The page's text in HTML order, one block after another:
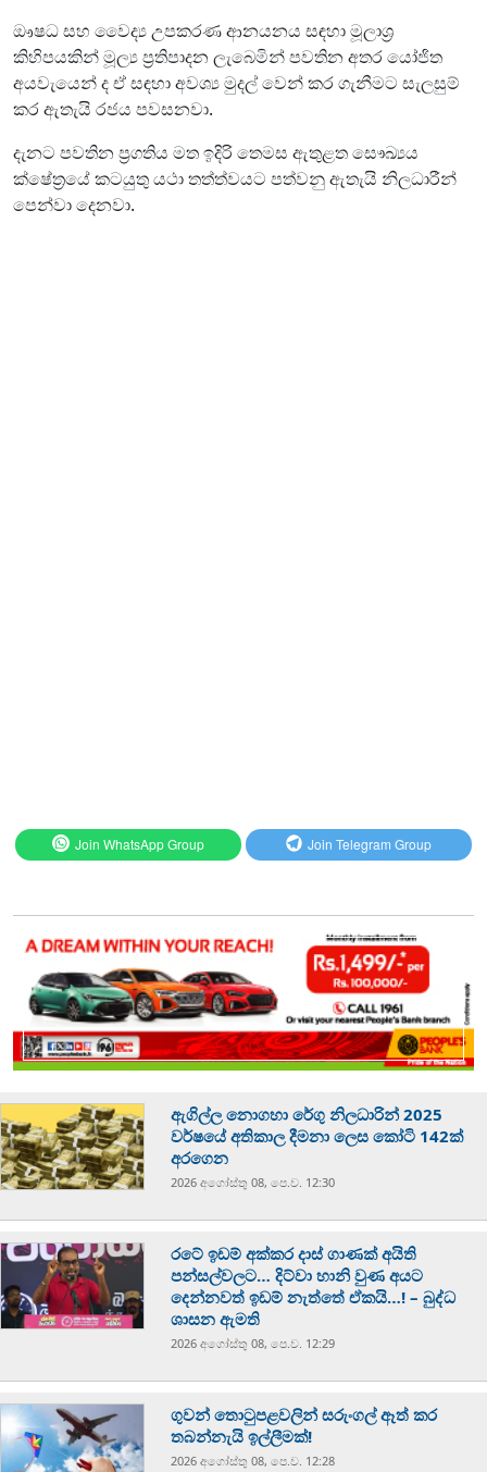
ඖෂධ සහ වෛද්‍ය උපකරණ ආනයනය සඳහා මූලාශ්‍ර
කිහිපයකින් මූල්‍ය ප්‍රතිපාදන ලැබෙමින් පවතින අතර යෝජිත
අයවැයෙන් ද ඒ සඳහා අවශ්‍ය මුදල් වෙන් කර ගැනීමට සැලසුම්
කර ඇතැයි රජය පවසනවා.
දැනට පවතින ප්‍රගතිය මත ඉදිරි තෙමස ඇතුළත සෞඛ්‍යය
ක්ෂේත්‍රයේ කටයුතු යථා තත්ත්වයට පත්වනු ඇතැයි නිලධාරීන්
පෙන්වා දෙනවා.
Join WhatsApp Group Join Telegram Group
ඇගිල්ල නොගහා රේගු නිලධාරින් 2025
වර්ෂයේ අතිකාල දීමනා ලෙස කෝටි 142ක්
අරගෙන
2026 අගෝස්‍තු 08, පෙ.ව. 12:30
රටේ ඉඩම් අක්කර දාස් ගාණක් අයිති
පන්සල්වලට… දිට්වා හානි වුණ අයට
දෙන්නවත් ඉඩම් නැත්තේ ඒකයි…! – බුද්ධ
ශාසන ඇමති
2026 අගෝස්‍තු 08, පෙ.ව. 12:29
ගුවන් තොටුපළවලින් සරුංගල් ඈත් කර
තබන්නැයි ඉල්ලීමක්!
2026 අගෝස්‍තු 08, පෙ.ව. 12:28